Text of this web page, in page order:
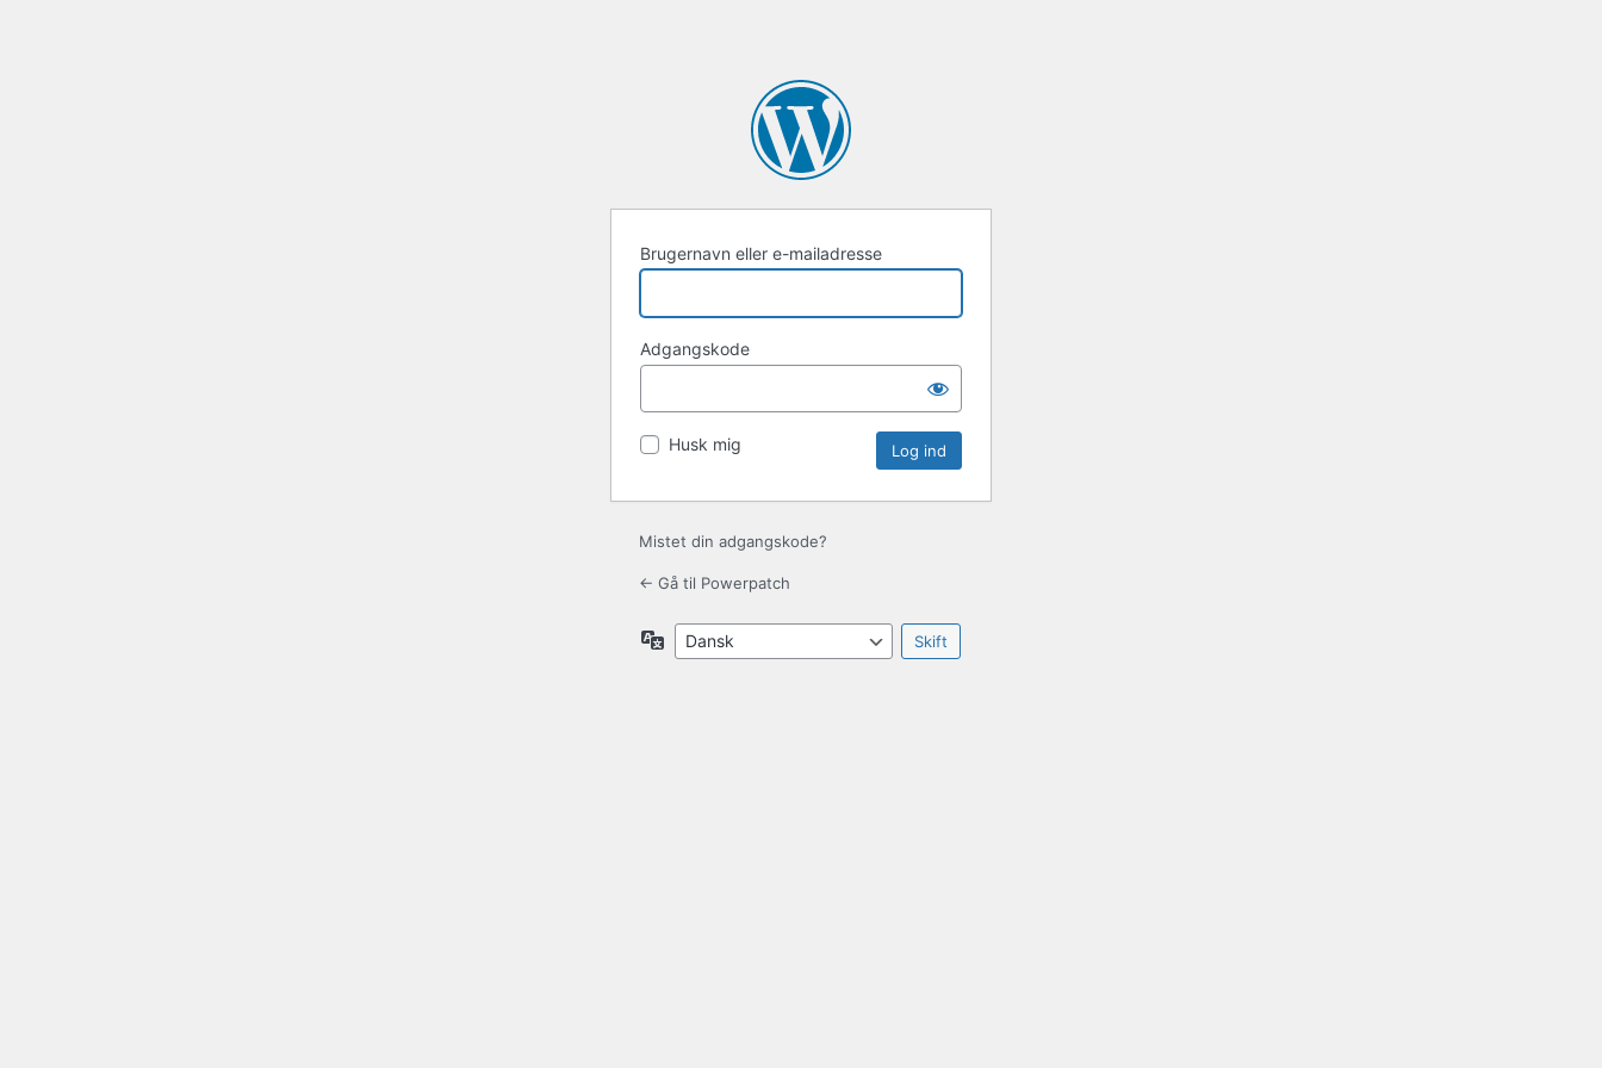
Brugernavn eller e-mailadresse
Adgangskode
Husk mig
Mistet din adgangskode?
← Gå til Powerpatch
Sprog